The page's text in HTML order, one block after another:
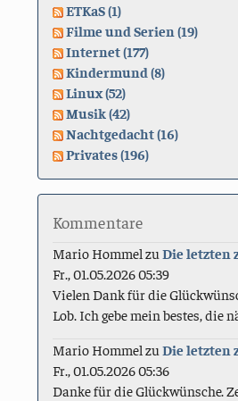
ETKaS (1)
Filme und Serien (19)
Internet (177)
Kindermund (8)
Linux (52)
Musik (42)
Nachtgedacht (16)
Privates (196)
Kommentare
Mario Hommel zuDie letzten
Fr., 01.05.2026 05:39
Vielen Dank für die
Lob. Ich gebe mein bestes, die
Mario Hommel zuDie letzten
Fr., 01.05.2026 05:36
Danke für die Glückwünsche.